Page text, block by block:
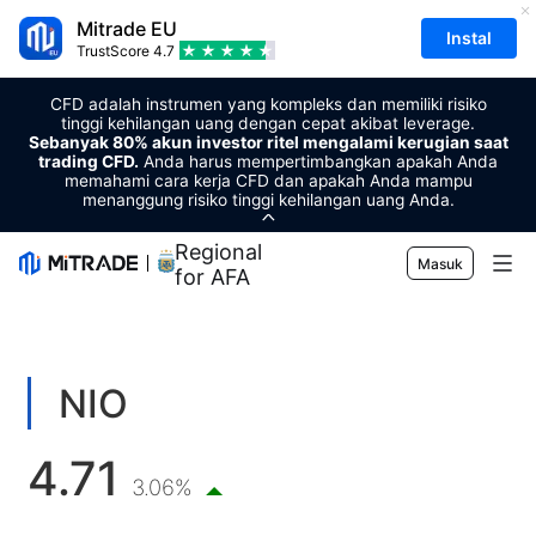
Mitrade EU
TrustScore 4.7
Instal
CFD adalah instrumen yang kompleks dan memiliki risiko
tinggi kehilangan uang dengan cepat akibat leverage.
Sebanyak 80% akun investor ritel mengalami kerugian saat
trading CFD. Anda harus mempertimbangkan apakah Anda
memahami cara kerja CFD dan apakah Anda mampu
menanggung risiko tinggi kehilangan uang Anda.
Regional Sponsor
for AFA
Masuk
Forex
Komoditas
Mata uang kripto
Trading
Platform Perdagangan
Manajemen Risiko
Alat Pasar
Kalender Ekonomi
Edukasi
NIO
4.71 3.06%